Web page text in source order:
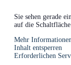
Sie sehen gerade
auf die
Mehr Informationen
Inhalt entsperren
Erforderlichen